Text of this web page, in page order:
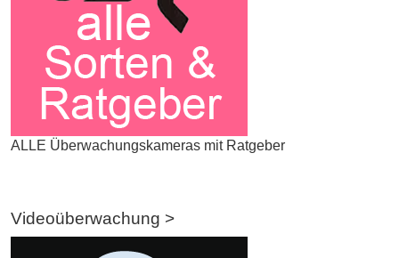
ALLE Überwachungskameras mit Ratgeber
Videoüberwachung >